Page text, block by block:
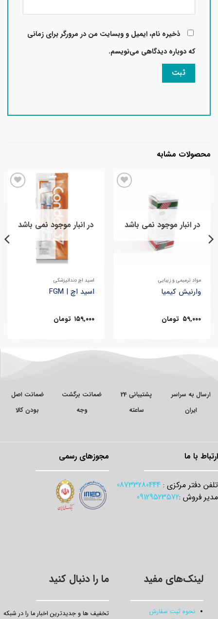
ذخیره نام، ایمیل و وبسایت من در مرورگر برای زمانی
که دوباره دیدگاهی می‌نویسم.
محصولات مشابه
در انبار موجود نمی باشد
مواد ترمیمی و زیبایی
وارنیش کیمیا
۵۹,۰۰۰ تومان
در انبار موجود نمی باشد
اسید اچ دندانپزشکی
اسید اچ | FGM
۱۵۹,۰۰۰ تومان
ارسال به سراسر
ایران
پشتیبانی 24
ساعته
ضمانت برگشت
وجه
ضمانت اصل
بودن کالا
ارتباط با ما
تلفن دفتر مرکزی : 08733280444
مدیر فروش :09129523572
مجوزهای رسمی
لینک‌های مفید
نحوه ثبت سفارش
ما را دنبال کنید
تخفیف‌ ها و جدیدترین‌ اخبار ما را در شبکه